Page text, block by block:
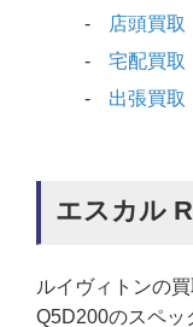
店頭買取
宅配買取
出張買取
エスカル
ルイヴィトンの
Q5D200のスペッ